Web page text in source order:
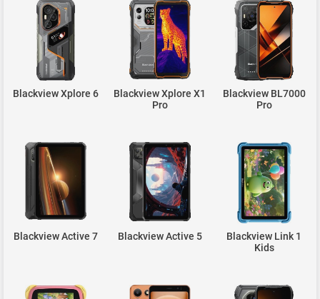
Blackview Xplore 6
Blackview Xplore X1
Pro
Blackview BL7000
Pro
Blackview Active 7 Blackview Active 5
Blackview Link 1
Kids